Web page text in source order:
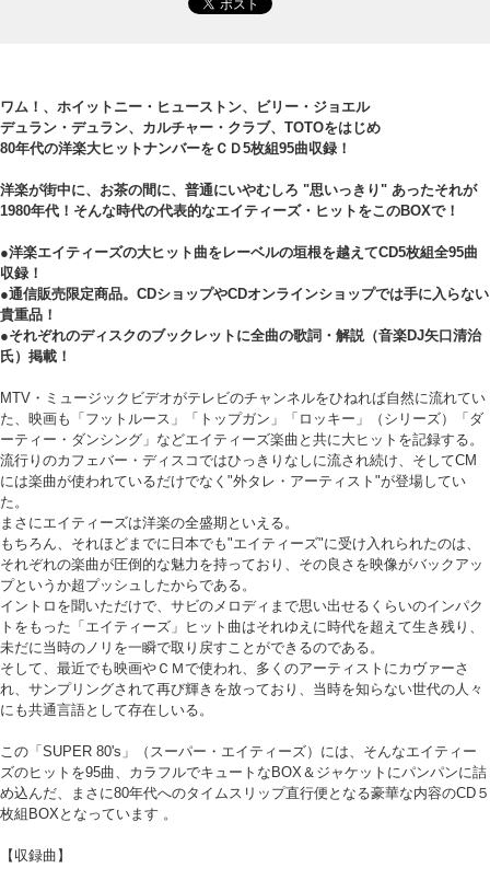
ワム！、ホイットニー・ヒューストン、ビリー・ジョエル
デュラン・デュラン、カルチャー・クラブ、TOTOをはじめ
80年代の洋楽大ヒットナンバーをＣＤ5枚組95曲収録！
洋楽が街中に、お茶の間に、普通にいやむしろ "思いっきり" あったそれが
1980年代！そんな時代の代表的なエイティーズ・ヒットをこのBOXで！
●洋楽エイティーズの大ヒット曲をレーベルの垣根を越えてCD5枚組全95曲
収録！
●通信販売限定商品。CDショップやCDオンラインショップでは手に入らない
貴重品！
●それぞれのディスクのブックレットに全曲の歌詞・解説（音楽DJ矢口清治
氏）掲載！
MTV・ミュージックビデオがテレビのチャンネルをひねれば自然に流れてい
た、映画も「フットルース」「トップガン」「ロッキー」（シリーズ）「ダ
ーティー・ダンシング」などエイティーズ楽曲と共に大ヒットを記録する。
流行りのカフェバー・ディスコではひっきりなしに流され続け、そしてCM
には楽曲が使われているだけでなく"外タレ・アーティスト"が登場してい
た。
まさにエイティーズは洋楽の全盛期といえる。
もちろん、それほどまでに日本でも"エイティーズ"に受け入れられたのは、
それぞれの楽曲が圧倒的な魅力を持っており、その良さを映像がバックアッ
プというか超プッシュしたからである。
イントロを聞いただけで、サビのメロディまで思い出せるくらいのインパク
トをもった「エイティーズ」ヒット曲はそれゆえに時代を超えて生き残り、
未だに当時のノリを一瞬で取り戻すことができるのである。
そして、最近でも映画やＣＭで使われ、多くのアーティストにカヴァーさ
れ、サンプリングされて再び輝きを放っており、当時を知らない世代の人々
にも共通言語として存在しいる。
この「SUPER 80's」（スーパー・エイティーズ）には、そんなエイティー
ズのヒットを95曲、カラフルでキュートなBOX＆ジャケットにパンパンに詰
め込んだ、まさに80年代へのタイムスリップ直行便となる豪華な内容のCD５
枚組BOXとなっています 。
【収録曲】